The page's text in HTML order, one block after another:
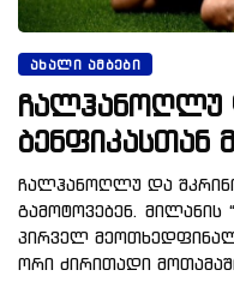
ᲐᲮᲐᲚᲘ ᲐᲛᲑᲔᲑᲘ
ჩალჰანოღლუ
ბენფიკასთან
ჩალჰანოღლუ და
გამოტოვებენ. მილანის
პირველ
ორი ძირითადი